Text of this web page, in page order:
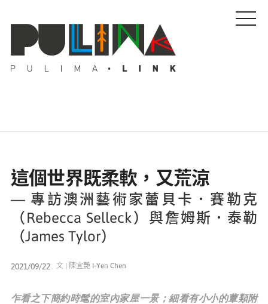
藝壇人物
Pulima藝術獎
媒體專區
這個世界既柔軟，又荒涼
— 專訪澳洲藝術家蕾貝卡．賽勒克
（Rebecca Selleck）與詹姆斯．泰勒
（James Tylor）
2021/09/22 文 | 陳宜艷 I-Yen Chen
乍看之下簡約時髦的室內家屋一景；細看有小小的蕈類附